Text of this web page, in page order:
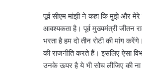
पूर्व सीएम मांझी ने कहा कि मुझे और
आवश्यकता है। पूर्व मुख्यमंत्री जीतन
भरता है हम दो तीन रोटी की मांग
की राजनीति करते हैं। इसलिए ऐसा
उनके ऊपर है ये भी सोच लीजिए की ना